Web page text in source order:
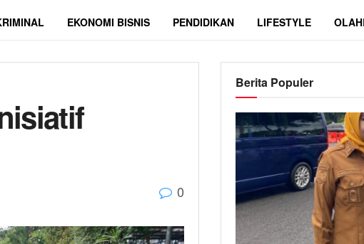
EKONOMI BISNIS PENDIDIKAN LIFESTYLE
0
Berita Populer